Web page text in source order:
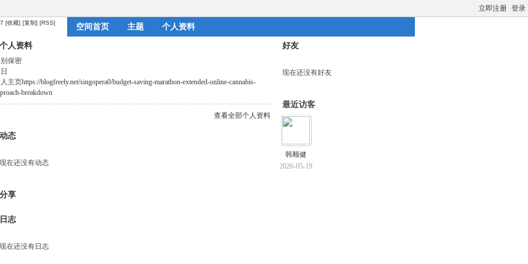
立即注册 登录
[收藏] [复制] [RSS] 空间首页 主题 个人资料
个人资料
保密
主页https://blogfreely.net/singopera0/budget-saving-marathon-extended-online-cannabis-
breakdown
查看全部个人资料
动态
现在还没有动态
分享
日志
现在还没有日志
好友
现在还没有好友
最近访客
韩顺健
2026-05-19